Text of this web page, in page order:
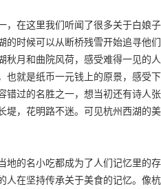
，在这里我们听闻了很多关于白娘子
的时候可以从断桥残雪开始追寻他们
秋月和曲院风荷，感受难得一见的人
也就是纸币一元钱上的原景，感受下
错过的名胜之一，想当初还有诗人张
堤，花明路不迷。可见杭州西湖的美
地的名小吃都成为了人们记忆里的存
人在坚持传承关于美食的记忆。像杭